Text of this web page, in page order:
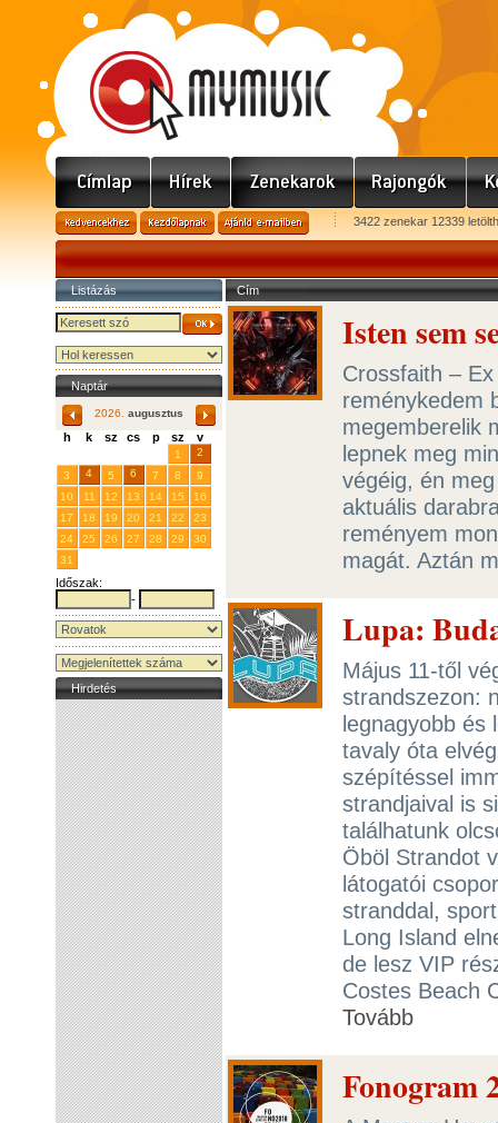
3422 zenekar 12339
Listázás
Naptár
2026. augusztus
h k sz cs p sz v
1
2
3
4 5 6 7 8
9
10
11 12 13 14 15
16
17
18 19 20 21 22
23
24
25 26 27 28 29
30
31
Időszak:
-
Hirdetés
Cím
Isten sem
Crossfaith –
reménykedem
megemberelik
lepnek meg
végéig, én
aktuális
reményem
magát. Aztán
Lupa:
Május 11-től
strandszezon:
legnagyobb és
tavaly óta
szépítéssel
strandjaival is
találhatunk
Öböl Strandot
látogatói
stranddal,
Long Island
de lesz VIP
Costes Beach
Tovább
Fonogram